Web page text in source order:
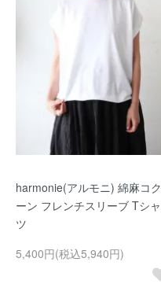
harmonie(アルモニ) 綿麻コク
ーン フレンチスリーブ Tシャ
ツ
5,400円(税込5,940円)